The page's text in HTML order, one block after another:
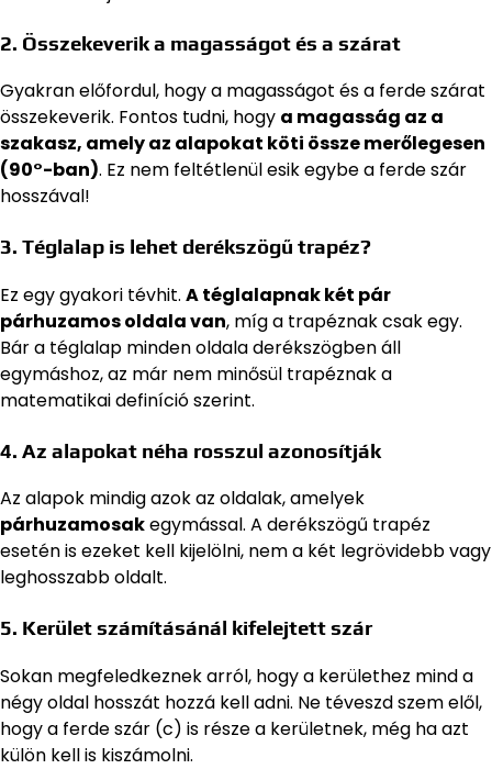
2. Összekeverik a magasságot és a szárat
Gyakran előfordul, hogy a magasságot és a ferde szárat
összekeverik. Fontos tudni, hogy a magasság az a
szakasz, amely az alapokat köti össze merőlegesen
(90°-ban). Ez nem feltétlenül esik egybe a ferde szár
hosszával!
3. Téglalap is lehet derékszögű trapéz?
Ez egy gyakori tévhit. A téglalapnak két pár
párhuzamos oldala van, míg a trapéznak csak egy.
Bár a téglalap minden oldala derékszögben áll
egymáshoz, az már nem minősül trapéznak a
matematikai definíció szerint.
4. Az alapokat néha rosszul azonosítják
Az alapok mindig azok az oldalak, amelyek
párhuzamosakegymással. A derékszögű trapéz
esetén is ezeket kell kijelölni, nem a két legrövidebb vagy
leghosszabb oldalt.
5. Kerület számításánál kifelejtett szár
Sokan megfeledkeznek arról, hogy a kerülethez mind a
négy oldal hosszát hozzá kell adni. Ne téveszd szem elől,
hogy a ferde szár (c) is része a kerületnek, még ha azt
külön kell is kiszámolni.